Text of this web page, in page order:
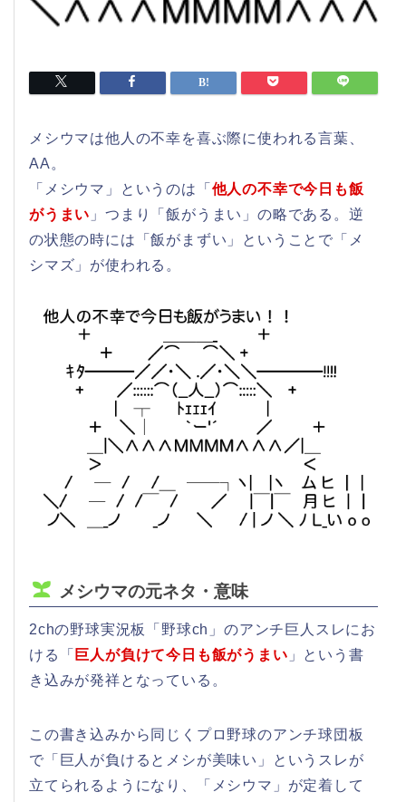
メシウマは他人の不幸を喜ぶ際に使われる言葉、
AA。
「メシウマ」というのは「 他人の不幸で今日も飯
がうまい 」つまり「飯がうまい」の略である。逆
の状態の時には「飯がまずい」ということで「メ
シマズ」が使われる。
メシウマの元ネタ・意味
2chの野球実況板「野球ch」のアンチ巨人スレにお
ける「 巨人が負けて今日も飯がうまい 」という書
き込みが発祥となっている。
この書き込みから同じくプロ野球のアンチ球団板
で「巨人が負けるとメシが美味い」というスレが
立てられるようになり、「メシウマ」が定着して